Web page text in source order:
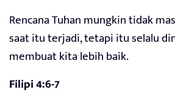
Rencana Tuhan mungkin tidak
saat itu terjadi, tetapi itu selalu
membuat kita lebih baik.
Filipi 4:6-7